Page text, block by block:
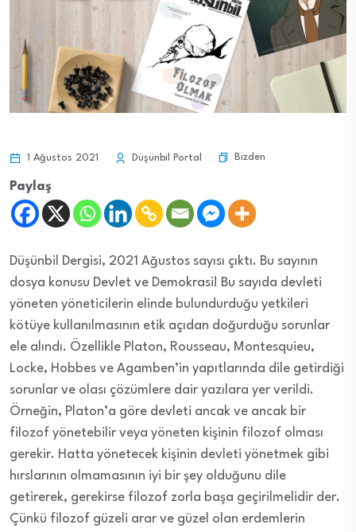
1 Ağustos 2021 Düşünbil Portal Bizden
Paylaş
Düşünbil Dergisi, 2021 Ağustos sayısı çıktı. Bu sayının
dosya konusu Devlet ve Demokrasi! Bu sayıda devleti
yöneten yöneticilerin elinde bulundurduğu yetkileri
kötüye kullanılmasının etik açıdan doğurduğu sorunlar
ele alındı. Özellikle Platon, Rousseau, Montesquieu,
Locke, Hobbes ve Agamben’in yapıtlarında dile getirdiği
sorunlar ve olası çözümlere dair yazılara yer verildi.
Örneğin, Platon’a göre devleti ancak ve ancak bir
filozof yönetebilir veya yöneten kişinin filozof olması
gerekir. Hatta yönetecek kişinin devleti yönetmek gibi
hırslarının olmamasının iyi bir şey olduğunu dile
getirerek, gerekirse filozof zorla başa geçirilmelidir der.
Çünkü filozof güzeli arar ve güzel olan erdemlerin